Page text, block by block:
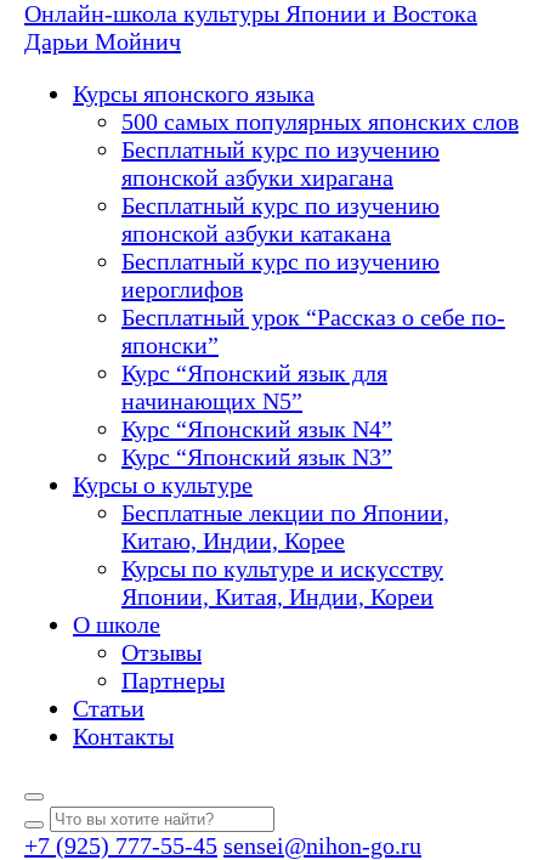
Онлайн-школа культуры Японии и Востока
Дарьи Мойнич
Курсы японского языка
500 самых популярных японских слов
Бесплатный курс по изучению
японской азбуки хирагана
Бесплатный курс по изучению
японской азбуки катакана
Бесплатный курс по изучению
иероглифов
Бесплатный урок “Рассказ о себе по-
японски”
Курс “Японский язык для
начинающих N5”
Курс “Японский язык N4”
Курс “Японский язык N3”
Курсы о культуре
Бесплатные лекции по Японии,
Китаю, Индии, Корее
Курсы по культуре и искусству
Японии, Китая, Индии, Кореи
О школе
Отзывы
Партнеры
Статьи
Контакты
+7 (925) 777-55-45 sensei@nihon-go.ru